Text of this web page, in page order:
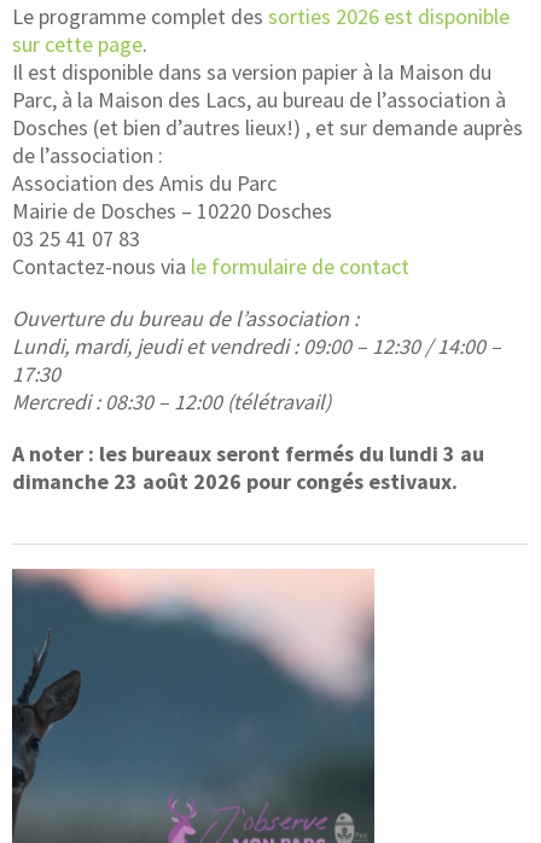
Le programme complet des sorties 2026 est disponible
sur cette page.
Il est disponible dans sa version papier à la Maison du
Parc, à la Maison des Lacs, au bureau de l’association à
Dosches (et bien d’autres lieux!) , et sur demande auprès
de l’association :
Association des Amis du Parc
Mairie de Dosches – 10220 Dosches
03 25 41 07 83
Contactez-nous via le formulaire de contact
Ouverture du bureau de l’association :
Lundi, mardi, jeudi et vendredi : 09:00 – 12:30 / 14:00 –
17:30
Mercredi : 08:30 – 12:00 (télétravail)
A noter : les bureaux seront fermés du lundi 3 au
dimanche 23 août 2026 pour congés estivaux.